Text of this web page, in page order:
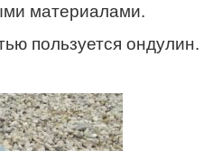
материалами.
пользуется ондулин.